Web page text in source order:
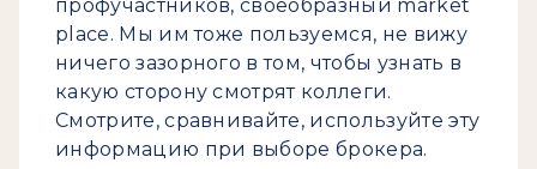
профучастников, своеобразный market
place. Мы им тоже пользуемся, не вижу
ничего зазорного в том, чтобы узнать в
какую сторону смотрят коллеги.
Смотрите, сравнивайте, используйте эту
информацию при выборе брокера.